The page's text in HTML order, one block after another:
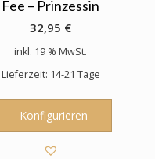
Fee – Prinzessin
32,95 €
inkl. 19 % MwSt.
Lieferzeit: 14-21 Tage
Konfigurieren